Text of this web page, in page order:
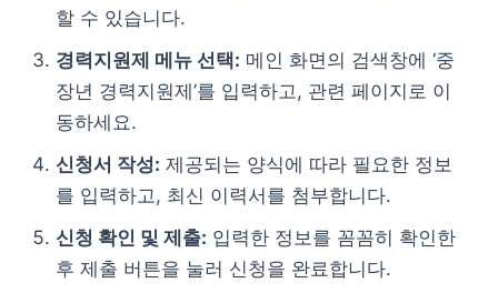
할 수 있습니다.
경력지원제 메뉴 선택: 메인 화면의 검색창에 ‘중
장년 경력지원제’를 입력하고, 관련 페이지로 이
동하세요.
신청서 작성: 제공되는 양식에 따라 필요한 정보
를 입력하고, 최신 이력서를 첨부합니다.
신청 확인 및 제출: 입력한 정보를 꼼꼼히 확인한
후 제출 버튼을 눌러 신청을 완료합니다.